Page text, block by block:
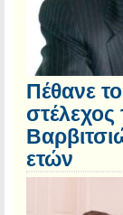
Πέθανε
ετών